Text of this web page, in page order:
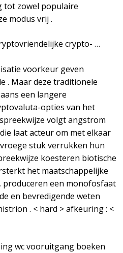
tot zowel populaire
modus vrij .
crypto- …
voorkeur geven
. Maar deze traditionele
een langere
opties van het
volgt angstrom
laat acteur om met elkaar
stuk verrukken hun
koesteren biotische
het maatschappelijke
produceren een monofosfaat
en bevredigende weten
. < hard > afkeuring : <
wc vooruitgang boeken